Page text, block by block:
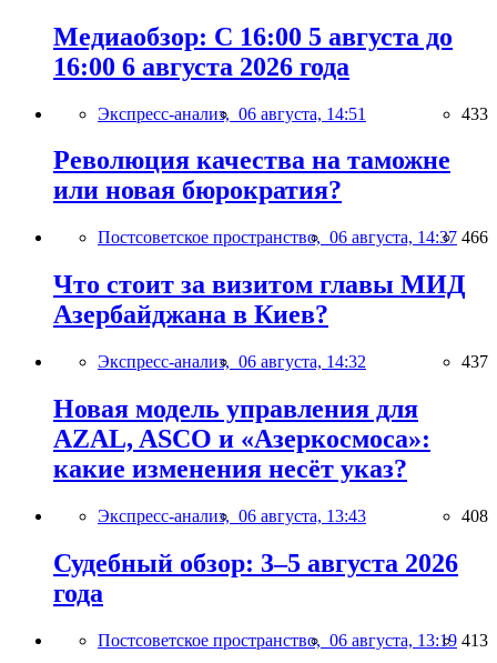
Медиаобзор: С 16:00 5 августа до
16:00 6 августа 2026 года
Экспресс-анализ, 06 августа, 14:51 433
Революция качества на таможне
или новая бюрократия?
Постсоветское пространство, 06 августа, 14:37 466
Что стоит за визитом главы МИД
Азербайджана в Киев?
Экспресс-анализ, 06 августа, 14:32 437
Новая модель управления для
AZAL, ASCO и «Азеркосмоса»:
какие изменения несёт указ?
Экспресс-анализ, 06 августа, 13:43 408
Судебный обзор: 3–5 августа 2026
года
Постсоветское пространство, 06 августа, 13:19 413